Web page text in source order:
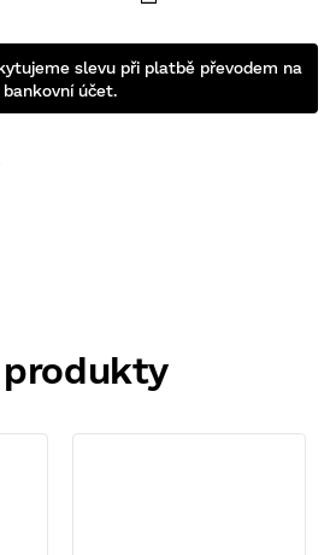
slevu při platbě převodem na
bankovní účet.